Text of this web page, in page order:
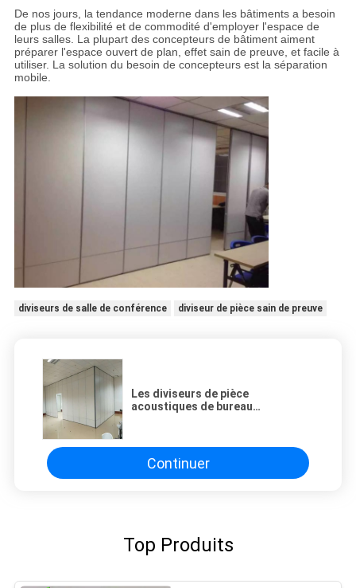
De nos jours, la tendance moderne dans les bâtiments a besoin
de plus de flexibilité et de commodité d'employer l'espace de
leurs salles. La plupart des concepteurs de bâtiment aiment
préparer l'espace ouvert de plan, effet sain de preuve, et facile à
utiliser. La solution du besoin de concepteurs est la séparation
mobile.
diviseurs de salle de conférence diviseur de pièce sain de preuve
Les diviseurs de pièce
acoustiques de bureau
Continuer
Top Produits